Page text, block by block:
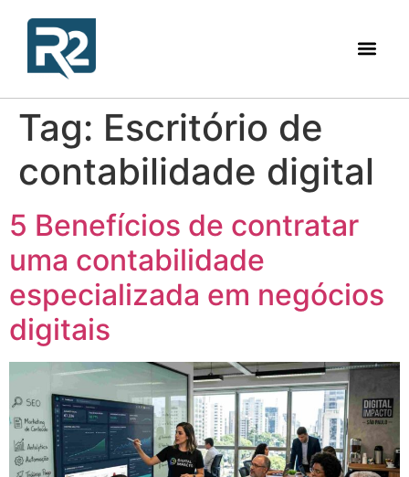
Tag: Escritório de
contabilidade digital
5 Benefícios de contratar
uma contabilidade
especializada em negócios
digitais